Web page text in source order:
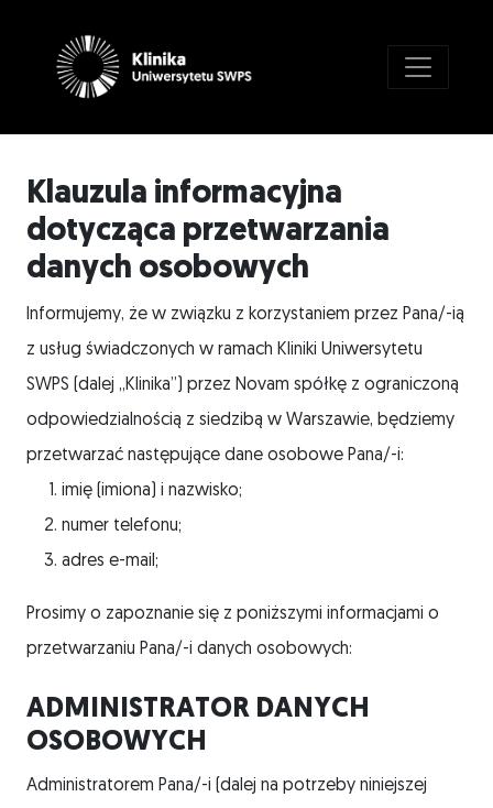
Klauzula informacyjna
dotycząca przetwarzania
danych osobowych
Informujemy, że w związku z korzystaniem przez Pana/-ią
z usług świadczonych w ramach Kliniki Uniwersytetu
SWPS (dalej „Klinika”) przez Novam spółkę z ograniczoną
odpowiedzialnością z siedzibą w Warszawie, będziemy
przetwarzać następujące dane osobowe Pana/-i:
imię (imiona) i nazwisko;
numer telefonu;
adres e-mail;
Prosimy o zapoznanie się z poniższymi informacjami o
przetwarzaniu Pana/-i danych osobowych:
ADMINISTRATOR DANYCH
OSOBOWYCH
Administratorem Pana/-i (dalej na potrzeby niniejszej